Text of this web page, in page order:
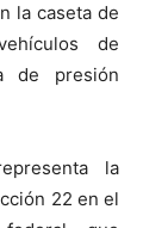
la caseta de
de
de presión
la
22 en el